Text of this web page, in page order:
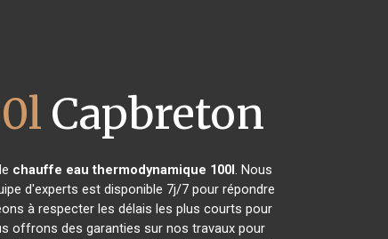
Capbreton
chauffe eau thermodynamique 100l. Nous
d'experts est disponible 7j/7 pour répondre
à respecter les délais les plus courts pour
offrons des garanties sur nos travaux pour